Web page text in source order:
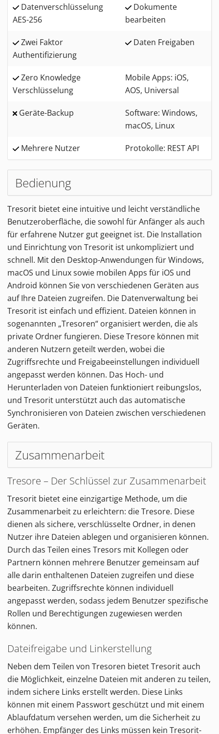
Datenverschlüsselung
AES-256
Dokumente
bearbeiten
Zwei Faktor
Authentifizierung
Daten Freigaben
Zero Knowledge
Verschlüsselung
Mobile Apps: iOS,
AOS, Universal
Geräte-Backup
Software: Windows,
macOS, Linux
Mehrere Nutzer Protokolle: REST API
Bedienung
Tresorit bietet eine intuitive und leicht verständliche
Benutzeroberfläche, die sowohl für Anfänger als auch
für erfahrene Nutzer gut geeignet ist. Die Installation
und Einrichtung von Tresorit ist unkompliziert und
schnell. Mit den Desktop-Anwendungen für Windows,
macOS und Linux sowie mobilen Apps für iOS und
Android können Sie von verschiedenen Geräten aus
auf Ihre Dateien zugreifen. Die Datenverwaltung bei
Tresorit ist einfach und effizient. Dateien können in
sogenannten „Tresoren“ organisiert werden, die als
private Ordner fungieren. Diese Tresore können mit
anderen Nutzern geteilt werden, wobei die
Zugriffsrechte und Freigabeeinstellungen individuell
angepasst werden können. Das Hoch- und
Herunterladen von Dateien funktioniert reibungslos,
und Tresorit unterstützt auch das automatische
Synchronisieren von Dateien zwischen verschiedenen
Geräten.
Zusammenarbeit
Tresore – Der Schlüssel zur Zusammenarbeit
Tresorit bietet eine einzigartige Methode, um die
Zusammenarbeit zu erleichtern: die Tresore. Diese
dienen als sichere, verschlüsselte Ordner, in denen
Nutzer ihre Dateien ablegen und organisieren können.
Durch das Teilen eines Tresors mit Kollegen oder
Partnern können mehrere Benutzer gemeinsam auf
alle darin enthaltenen Dateien zugreifen und diese
bearbeiten. Zugriffsrechte können individuell
angepasst werden, sodass jedem Benutzer spezifische
Rollen und Berechtigungen zugewiesen werden
können.
Dateifreigabe und Linkerstellung
Neben dem Teilen von Tresoren bietet Tresorit auch
die Möglichkeit, einzelne Dateien mit anderen zu teilen,
indem sichere Links erstellt werden. Diese Links
können mit einem Passwort geschützt und mit einem
Ablaufdatum versehen werden, um die Sicherheit zu
erhöhen. Empfänger des Links müssen kein Tresorit-